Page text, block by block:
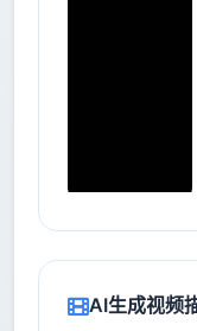
AI生成视频